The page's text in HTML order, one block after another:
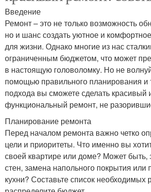
Введение
Ремонт – это не только возможность
но и шанс создать уютное и
для жизни. Однако многие из нас
ограниченным бюджетом, что может
в настоящую головоломку. Но не
помощью правильного планирования и
подхода вы сможете сделать красивый
функциональный ремонт, не
Планирование ремонта
Перед началом ремонта важно четко
цели и приоритеты. Что именно вы
своей квартире или доме? Может быть,
стен, замена напольного покрытия или
кухни? Составьте список необходимых